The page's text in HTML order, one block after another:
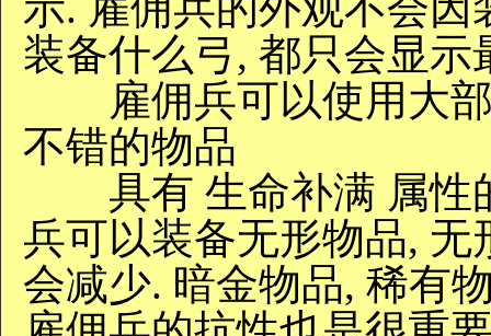
装备什么弓, 都只会显
雇佣兵可以使用大部
不错的物品
具有 生命补满 属性
兵可以装备无形物品,
会减少. 暗金物品, 稀有